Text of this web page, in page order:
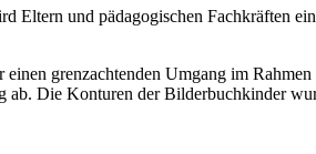
Eltern und pädagogischen Fachkräften
grenzachtenden Umgang im
Die Konturen der Bilderbuchkinder